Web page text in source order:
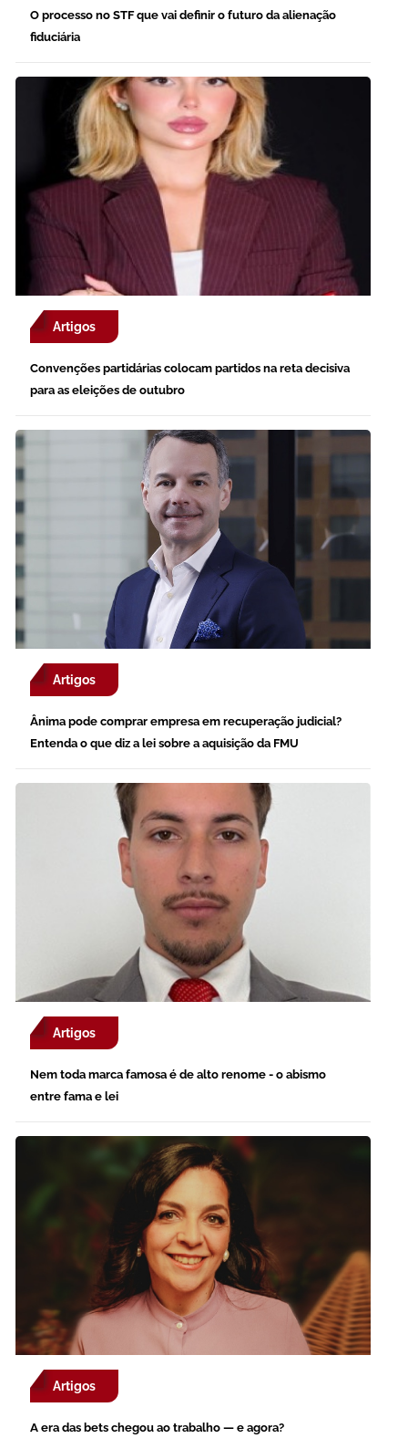
O processo no STF que vai definir o futuro da alienação
fiduciária
Artigos
Convenções partidárias colocam partidos na reta decisiva
para as eleições de outubro
Artigos
Ânima pode comprar empresa em recuperação judicial?
Entenda o que diz a lei sobre a aquisição da FMU
Artigos
Nem toda marca famosa é de alto renome - o abismo
entre fama e lei
Artigos
A era das bets chegou ao trabalho — e agora?